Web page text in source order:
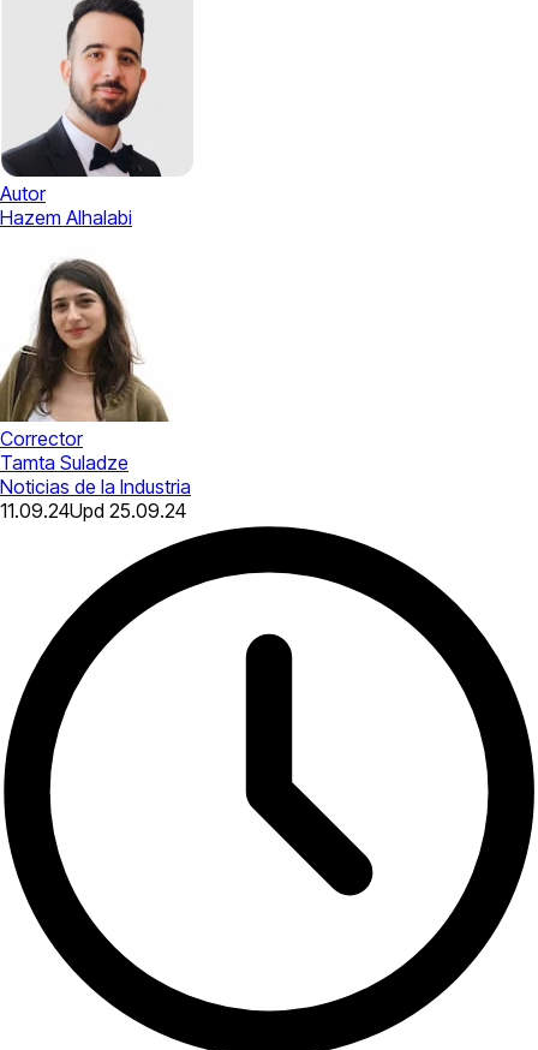
Autor
Hazem Alhalabi
Corrector
Tamta Suladze
Noticias de la Industria
11.09.24Upd 25.09.24